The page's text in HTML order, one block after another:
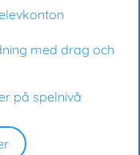
med drag och
på spelnivå